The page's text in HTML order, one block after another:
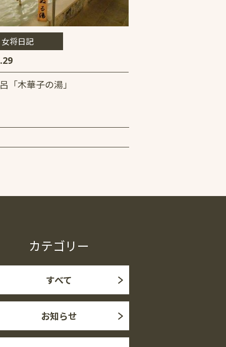
女将日記
「木華子の湯」
カテゴリー
すべて
お知らせ